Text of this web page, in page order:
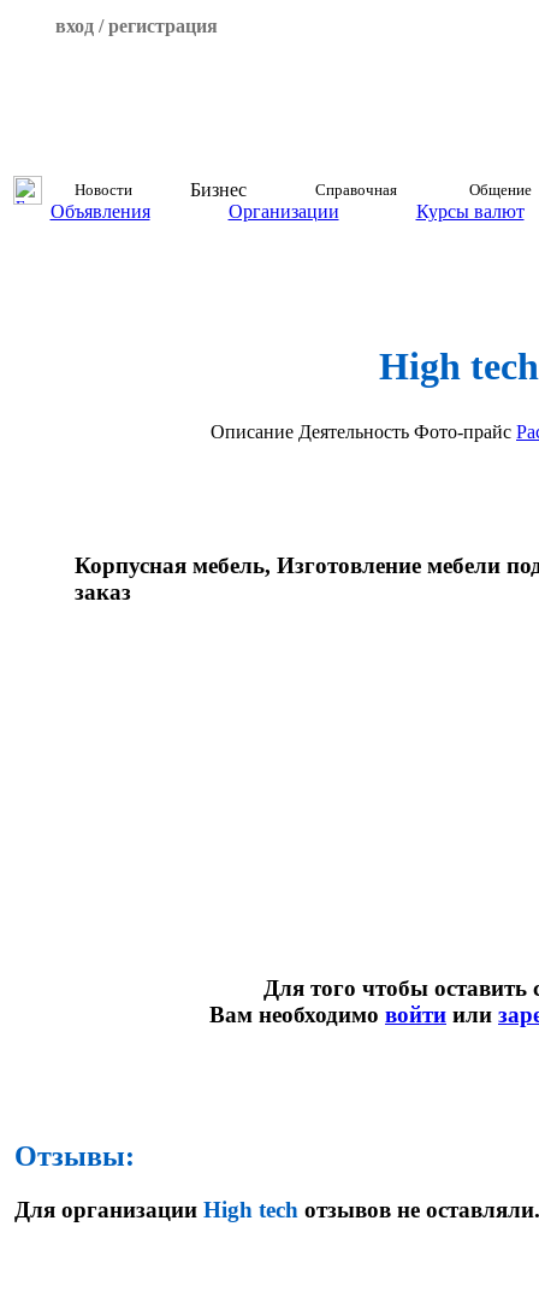
вход / регистрация
Новости Бизнес Справочная Общение
Объявления Организации Курсы валют
High tech
Описание Деятельность Фото-прайс
Корпусная мебель, Изготовление мебели
заказ
Для того чтобы оставить
Вам необходимо войти или
Отзывы:
Для организации High tech отзывов не оставляли.